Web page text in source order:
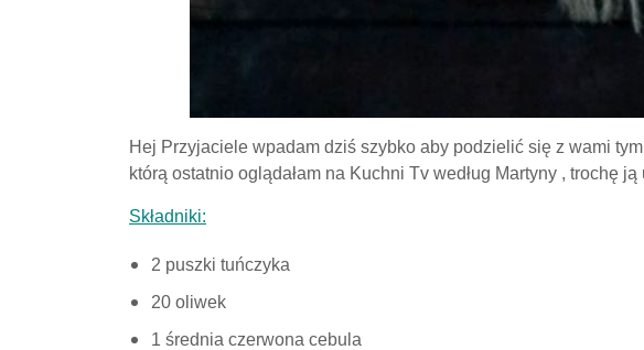
Hej Przyjaciele wpadam dziś szybko aby podzielić się z wami
którą ostatnio oglądałam na Kuchni Tv według Martyny , trochę
Składniki:
2 puszki tuńczyka
20 oliwek
1 średnia czerwona cebula